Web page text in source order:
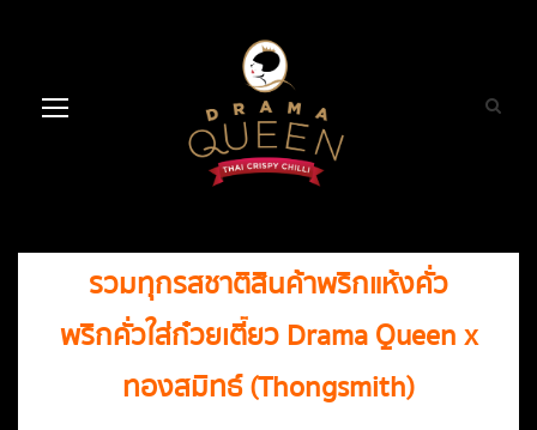
รวมทุกรสชาติสินค้าพริกแห้งคั่ว
พริกคั่วใส่ก๋วยเตี๋ยว Drama Queen x
ทองสมิทธ์(Thongsmith)